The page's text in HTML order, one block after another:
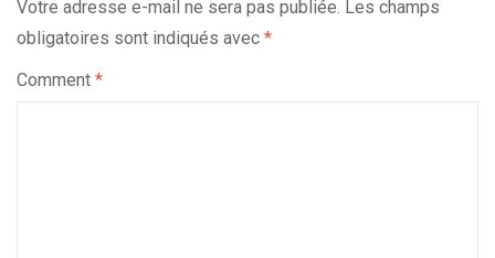
Votre adresse e-mail ne sera pas publiée. Les champs
obligatoires sont indiqués avec *
Comment *